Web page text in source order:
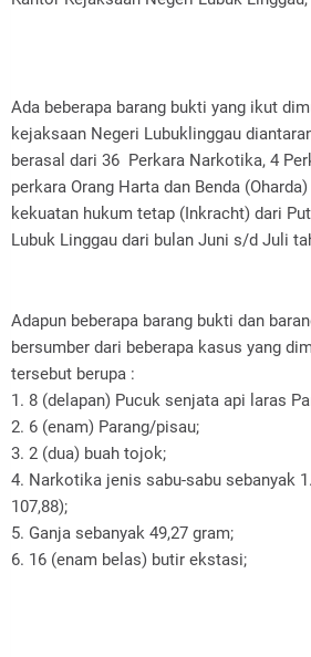
Ada beberapa barang bukti yang ikut
kejaksaan Negeri Lubuklinggau
berasal dari 36 Perkara Narkotika, 4
perkara Orang Harta dan Benda
kekuatan hukum tetap (Inkracht) dari
Lubuk Linggau dari bulan Juni s/d Juli
Adapun beberapa barang bukti dan
bersumber dari beberapa kasus yang
tersebut berupa :
1. 8 (delapan) Pucuk senjata api laras
2. 6 (enam) Parang/pisau;
3. 2 (dua) buah tojok;
4. Narkotika jenis sabu-sabu sebanyak
107,88);
5. Ganja sebanyak 49,27 gram;
6. 16 (enam belas) butir ekstasi;